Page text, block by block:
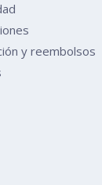
y reembolsos